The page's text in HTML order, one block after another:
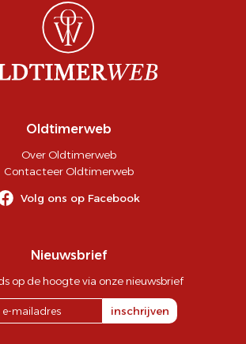
Oldtimerweb
Over Oldtimerweb
Contacteer Oldtimerweb
Volg ons op Facebook
Nieuwsbrief
op de hoogte via onze nieuwsbrief
inschrijven